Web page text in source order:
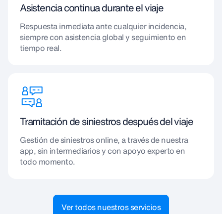
Asistencia continua durante el viaje
Respuesta inmediata ante cualquier incidencia,
siempre con asistencia global y seguimiento en
tiempo real.
Tramitación de siniestros después del viaje
Gestión de siniestros online, a través de nuestra
app, sin intermediarios y con apoyo experto en
todo momento.
Ver todos nuestros servicios